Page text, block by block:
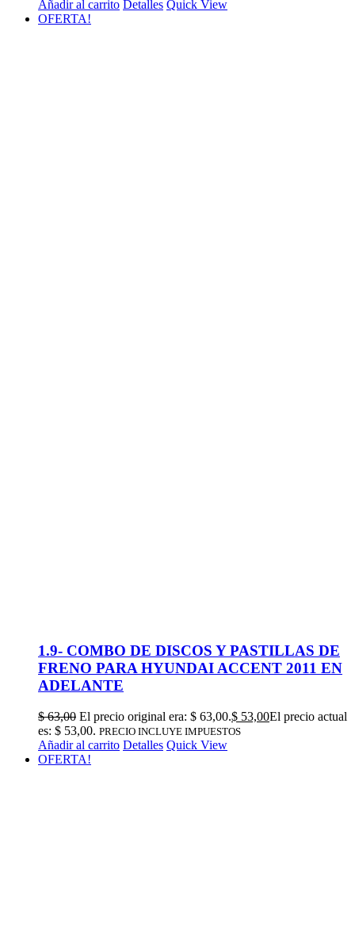
Añadir al carrito Detalles Quick View
OFERTA!
1.9- COMBO DE DISCOS Y PASTILLAS DE
FRENO PARA HYUNDAI ACCENT 2011 EN
ADELANTE
$63,00 El precio original era: $ 63,00.$ 53,00El precio actual
es: $ 53,00. PRECIO INCLUYE IMPUESTOS
Añadir al carrito Detalles Quick View
OFERTA!